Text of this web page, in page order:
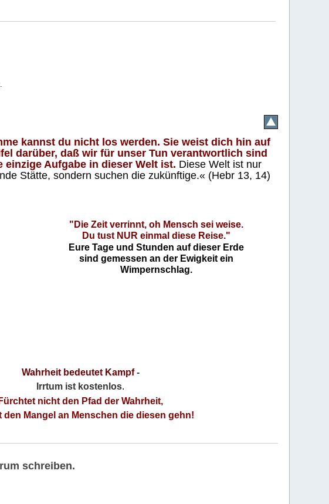
kannst du nicht los werden. Sie weist dich hin auf
darüber, daß wir für unser Tun verantwortlich sind
Aufgabe in dieser Welt ist. Diese Welt ist nur
Stätte, sondern suchen die zukünftige.« (Hebr 13, 14)
"Die Zeit verrinnt, oh Mensch sei weise.
Du tust NUR einmal diese Reise."
Eure Tage und Stunden auf dieser Erde
sind gemessen an der Ewigkeit ein
Wimpernschlag.
Wahrheit bedeutet Kampf-
Irrtum ist kostenlos.
Fürchtet nicht den Pfad der Wahrheit,
den Mangel an Menschen die diesen gehn!
schreiben.